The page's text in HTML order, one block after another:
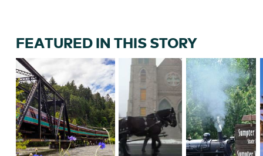
FEATURED IN THIS STORY